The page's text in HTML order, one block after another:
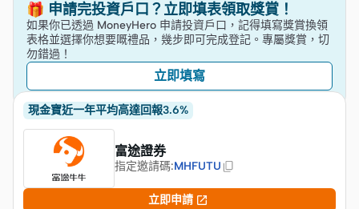
🎁 申請完投資戶口？立即填表領取獎賞！
如果你已透過 MoneyHero 申請投資戶口，記得填寫獎賞換領
表格並選擇你想要嘅禮品，幾步即可完成登記。專屬獎賞，切
勿錯過！
立即填寫
現金寶近一年平均高達回報3.6%
富途證券
指定邀請碼:MHFUTU
立即申請 